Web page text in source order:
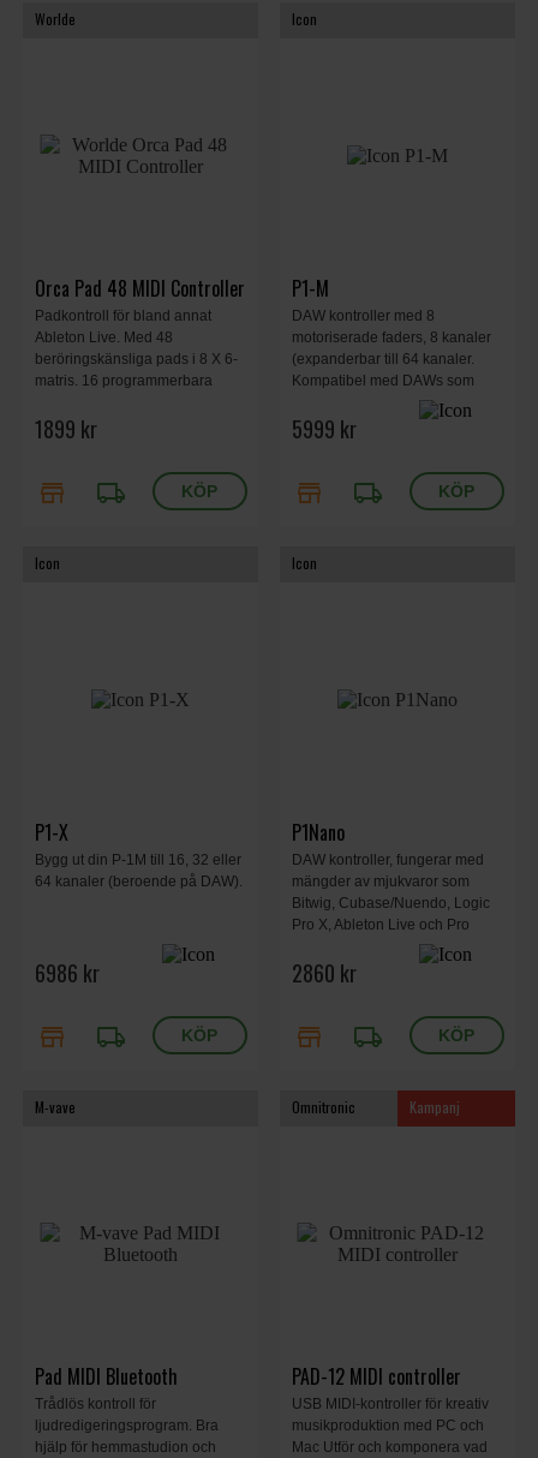
Worlde
Orca Pad 48 MIDI Controller
Padkontroll för bland annat
Ableton Live. Med 48
beröringskänsliga pads i 8 X 6-
matris. 16 programmerbara
faders. 8 programmerbara vrid
1899 kr
store local_shipping
Icon
P1-M
DAW kontroller med 8
motoriserade faders, 8 kanaler
(expanderbar till 64 kanaler.
Kompatibel med DAWs som
Bitwig, Cubase/Nuendo, Logic
Pro X, Ableton Live, och Pro
5999 kr
store local_shipping
Icon
P1-X
Bygg ut din P-1M till 16, 32 eller
64 kanaler (beroende på DAW).
6986 kr
store local_shipping
Icon
P1Nano
DAW kontroller, fungerar med
mängder av mjukvaror som
Bitwig, Cubase/Nuendo, Logic
Pro X, Ableton Live och Pro
2860 kr
store local_shipping
M-vave
Pad MIDI Bluetooth
Trådlös kontroll för
ljudredigeringsprogram. Bra
hjälp för hemmastudion och
Omnitronic Kampanj
PAD-12 MIDI controller
USB MIDI-kontroller för kreativ
musikproduktion med PC och
Mac Utför och komponera vad